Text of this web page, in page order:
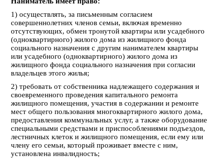
1) осуществлять, за письменным согласием
совершеннолетних членов семьи, включая временно
отсутствующих, обмен тронутой квартиры или усадебного
(одноквартирного) жилого дома из жилищного фонда
социального назначения с другим нанимателем квартиры
или усадебного (одноквартирного) жилого дома из
жилищного фонда социального назначения при согласии
владельцев этого жилья;
2) требовать от собственника надлежащего содержания и
своевременного проведения капитального ремонта
жилищного помещения, участия в содержании и ремонте
мест общего пользования многоквартирного жилого дома,
предоставления коммунальных услуг, а также оборудование
специальными средствами и приспособлениями подъездов,
лестничных клеток и жилищного помещения, если ему или
члену его семьи, который проживает вместе с ним,
установлена инвалидность;